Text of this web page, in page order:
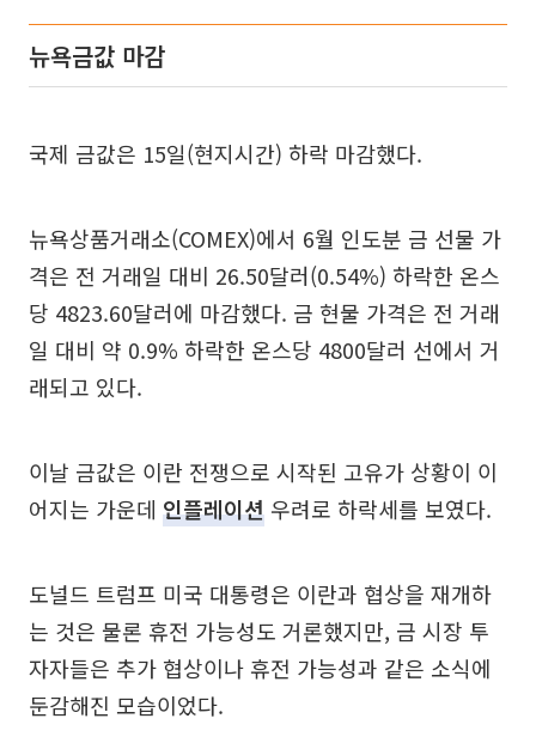
뉴욕금값 마감
국제 금값은 15일(현지시간) 하락 마감했다.
뉴욕상품거래소(COMEX)에서 6월 인도분 금 선물 가
격은 전 거래일 대비 26.50달러(0.54%) 하락한 온스
당 4823.60달러에 마감했다. 금 현물 가격은 전 거래
일 대비 약 0.9% 하락한 온스당 4800달러 선에서 거
래되고 있다.
이날 금값은 이란 전쟁으로 시작된 고유가 상황이 이
어지는 가운데 인플레이션 우려로 하락세를 보였다.
도널드 트럼프 미국 대통령은 이란과 협상을 재개하
는 것은 물론 휴전 가능성도 거론했지만, 금 시장 투
자자들은 추가 협상이나 휴전 가능성과 같은 소식에
둔감해진 모습이었다.